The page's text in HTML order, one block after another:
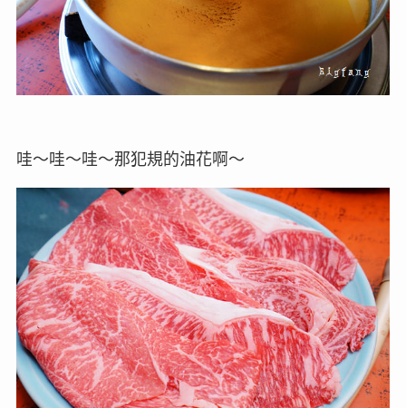
哇～哇～哇～那犯規的油花啊～